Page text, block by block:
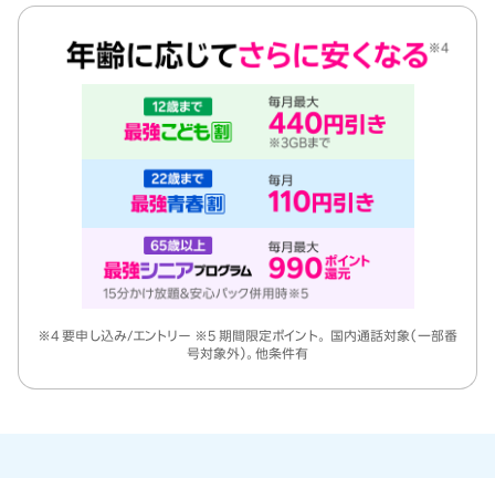
※4 要申し込み/エントリー ※5 期間限定ポイント。 国内通話対象（一部番
号対象外）。他条件有